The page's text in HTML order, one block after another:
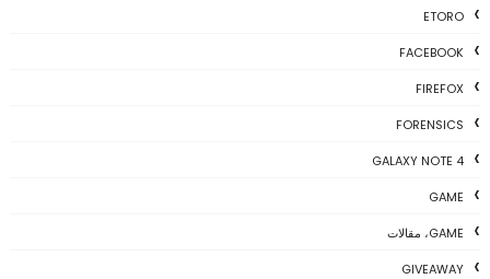
ETORO
FACEBOOK
FIREFOX
FORENSICS
GALAXY NOTE 4
GAME
GAME، مقالات
GIVEAWAY